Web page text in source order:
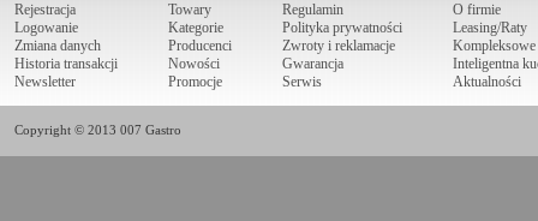
Rejestracja
Logowanie
Zmiana danych
Historia transakcji
Newsletter
Towary
Kategorie
Producenci
Nowości
Promocje
Regulamin
Polityka prywatności
Zwroty i reklamacje
Gwarancja
Serwis
O firmie
Leasing/Raty
Kompleksowe
Inteligentna
Aktualności
Copyright © 2013 007 Gastro